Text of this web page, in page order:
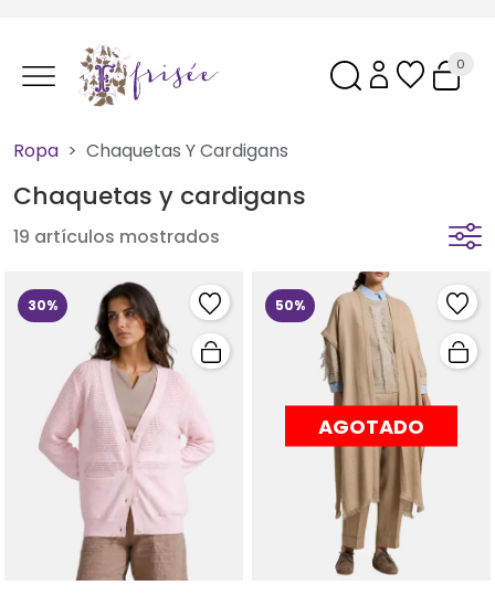
0
Ropa Chaquetas Y Cardigans
Chaquetas y cardigans
19 artículos mostrados
30% 50%
AGOTADO